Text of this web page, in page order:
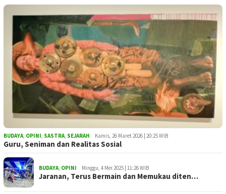
BUDAYA, OPINI, SASTRA, SEJARAH Kamis, 26 Maret 2026 | 20:25 WIB
Guru, Seniman dan Realitas Sosial
BUDAYA, OPINI Minggu, 4 Mei 2025 | 11:26 WIB
Jaranan, Terus Bermain dan Memukau diten…